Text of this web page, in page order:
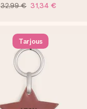
32,99 € 31,34 €
Tarjous